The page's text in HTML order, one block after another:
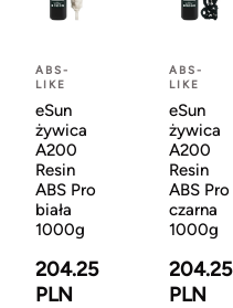
ABS-
LIKE
eSun
żywica
A200
Resin
ABS Pro
biała
1000g
204.25
PLN
ABS-
LIKE
eSun
żywica
A200
Resin
ABS Pro
czarna
1000g
204.25
PLN